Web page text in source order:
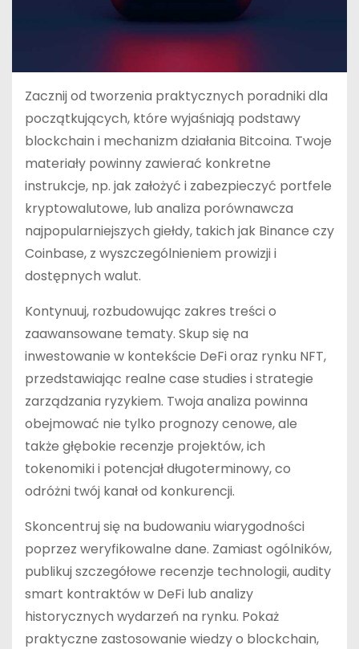
Zacznij od tworzenia praktycznych poradniki dla
początkujących, które wyjaśniają podstawy
blockchain i mechanizm działania Bitcoina. Twoje
materiały powinny zawierać konkretne
instrukcje, np. jak założyć i zabezpieczyć portfele
kryptowalutowe, lub analiza porównawcza
najpopularniejszych giełdy, takich jak Binance czy
Coinbase, z wyszczególnieniem prowizji i
dostępnych walut.
Kontynuuj, rozbudowując zakres treści o
zaawansowane tematy. Skup się na
inwestowanie w kontekście DeFi oraz rynku NFT,
przedstawiając realne case studies i strategie
zarządzania ryzykiem. Twoja analiza powinna
obejmować nie tylko prognozy cenowe, ale
także głębokie recenzje projektów, ich
tokenomiki i potencjał długoterminowy, co
odróżni twój kanał od konkurencji.
Skoncentruj się na budowaniu wiarygodności
poprzez weryfikowalne dane. Zamiast ogólników,
publikuj szczegółowe recenzje technologii, audity
smart kontraktów w DeFi lub analizy
historycznych wydarzeń na rynku. Pokaż
praktyczne zastosowanie wiedzy o blockchain,